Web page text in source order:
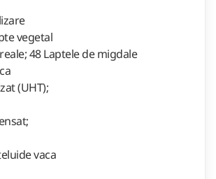
vegetal
48 Laptele de migdale
(UHT);
vaca